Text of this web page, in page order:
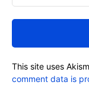
luận:
This site uses
comment data is